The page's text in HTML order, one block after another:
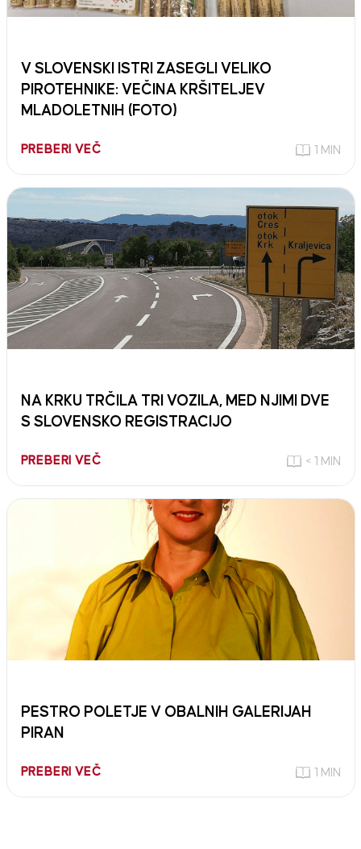
V SLOVENSKI ISTRI ZASEGLI VELIKO
PIROTEHNIKE: VEČINA KRŠITELJEV
MLADOLETNIH (FOTO)
PREBERI VEČ 1 MIN
NA KRKU TRČILA TRI VOZILA, MED NJIMI DVE
S SLOVENSKO REGISTRACIJO
PREBERI VEČ < 1 MIN
PESTRO POLETJE V OBALNIH GALERIJAH
PIRAN
PREBERI VEČ 1 MIN